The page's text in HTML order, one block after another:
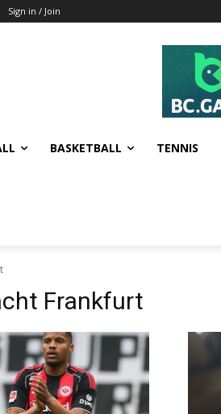
Sign in / Join
BASKETBALL TENNIS
Frankfurt